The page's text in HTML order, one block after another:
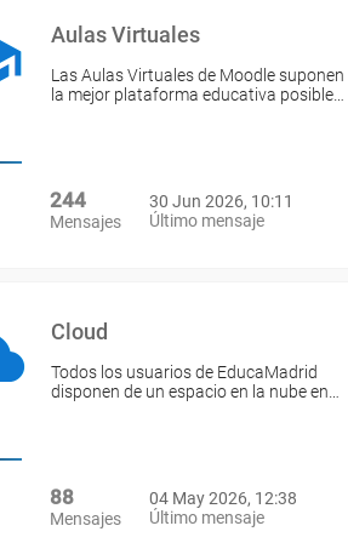
Aulas Virtuales
Las Aulas Virtuales de Moodle suponen
la mejor plataforma educativa posible…
244
Mensajes
30 Jun 2026, 10:11
Último mensaje
Cloud
Todos los usuarios de EducaMadrid
disponen de un espacio en la nube en…
88
Mensajes
04 May 2026, 12:38
Último mensaje